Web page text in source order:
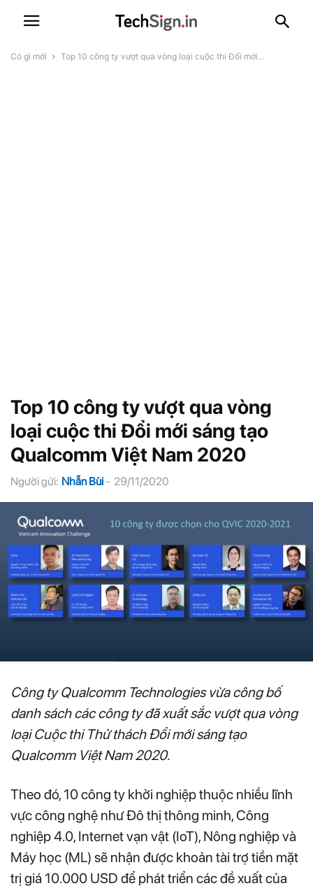
Có gì mới Top 10 công ty vượt qua vòng loại cuộc thi Đổi mới...
Top 10 công ty vượt qua vòng
loại cuộc thi Đổi mới sáng tạo
Qualcomm Việt Nam 2020
Người gửi: Nhẫn Bùi - 29/11/2020
Công ty Qualcomm Technologies vừa công bố
danh sách các công ty đã xuất sắc vượt qua vòng
loại Cuộc thi Thử thách Đổi mới sáng tạo
Qualcomm Việt Nam 2020.
Theo đó, 10 công ty khởi nghiệp thuộc nhiều lĩnh
vực công nghệ như Đô thị thông minh, Công
nghiệp 4.0, Internet vạn vật (IoT), Nông nghiệp và
Máy học (ML) sẽ nhận được khoản tài trợ tiền mặt
trị giá 10.000 USD để phát triển các đề xuất của